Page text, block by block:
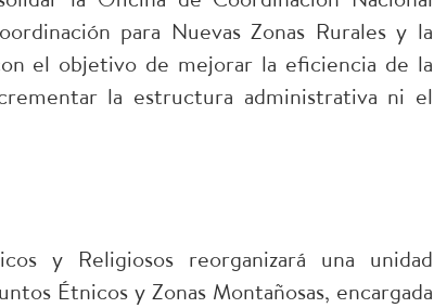
para Nuevas Zonas Rurales y la
el objetivo de mejorar la eficiencia de la
la estructura administrativa ni el
y Religiosos reorganizará una unidad
Étnicos y Zonas Montañosas, encargada